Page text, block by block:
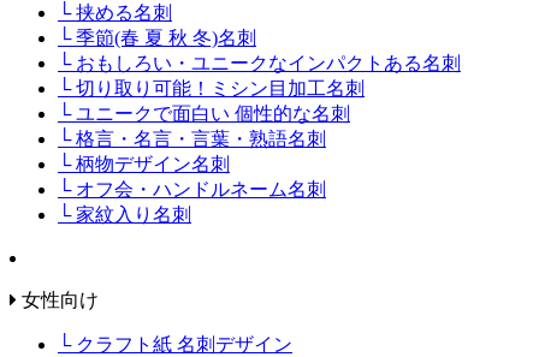
└ 挟める名刺
└ 季節(春 夏 秋 冬)名刺
└ おもしろい・ユニークなインパクトある名刺
└ 切り取り可能！ミシン目加工名刺
└ ユニークで面白い 個性的な名刺
└ 格言・名言・言葉・熟語名刺
└ 柄物デザイン名刺
└ オフ会・ハンドルネーム名刺
└ 家紋入り名刺
女性向け
└ クラフト紙 名刺デザイン